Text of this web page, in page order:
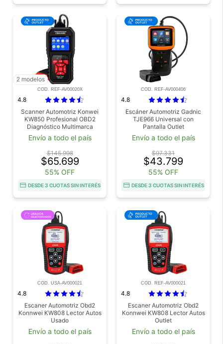
2 modelos
COD. REF-AV00020X
4.8
Scanner Automotriz Konwei
KW850 Profesional OBD2
Diagnóstico Multimarca
Outlet
Envío a todo el país
$145.998
$65.699
55% OFF
DESDE 3 CUOTAS SIN INTERÉS
COD. REF-AV000406
4.8
Escáner Automotriz Gadnic
TJE966 Universal con
Pantalla Outlet
Envío a todo el país
$97.331
$43.799
55% OFF
DESDE 3 CUOTAS SIN INTERÉS
COD. USA-AV000021
4.8
Escaner Automotriz Obd2
Konnwei KW808 Lector Autos
Usado
Envío a todo el país
COD. REF-AV000021
4.8
Escaner Automotriz Obd2
Konnwei KW808 Lector Autos
Outlet
Envío a todo el país